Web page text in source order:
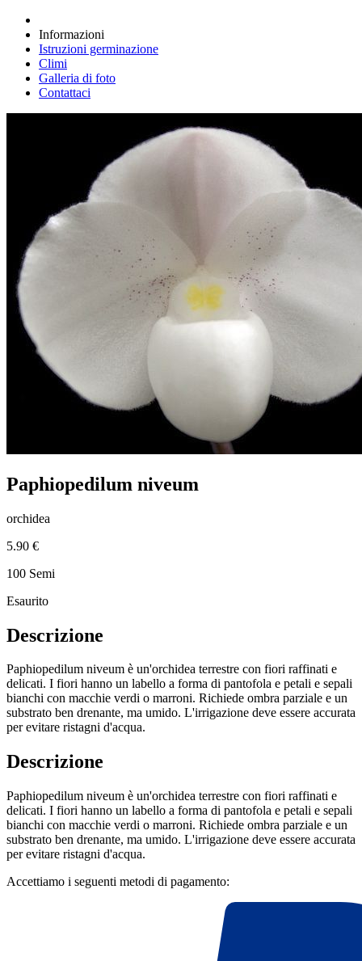
Informazioni
Istruzioni germinazione
Climi
Galleria di foto
Contattaci
Paphiopedilum niveum
orchidea
5.90 €
100 Semi
Esaurito
Descrizione
Paphiopedilum niveum è un'orchidea terrestre con fiori raffinati e
delicati. I fiori hanno un labello a forma di pantofola e petali e sepali
bianchi con macchie verdi o marroni. Richiede ombra parziale e un
substrato ben drenante, ma umido. L'irrigazione deve essere accurata
per evitare ristagni d'acqua.
Descrizione
Paphiopedilum niveum è un'orchidea terrestre con fiori raffinati e
delicati. I fiori hanno un labello a forma di pantofola e petali e sepali
bianchi con macchie verdi o marroni. Richiede ombra parziale e un
substrato ben drenante, ma umido. L'irrigazione deve essere accurata
per evitare ristagni d'acqua.
Accettiamo i seguenti metodi di pagamento: